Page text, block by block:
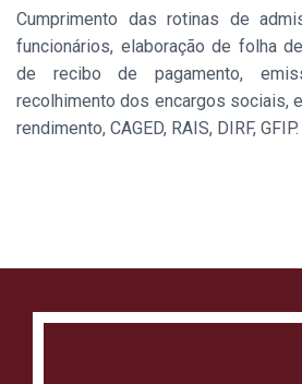
Cumprimento das rotinas de
funcionários, elaboração de folha
de recibo de pagamento,
recolhimento dos encargos sociais,
rendimento, CAGED, RAIS, DIRF, GFIP.